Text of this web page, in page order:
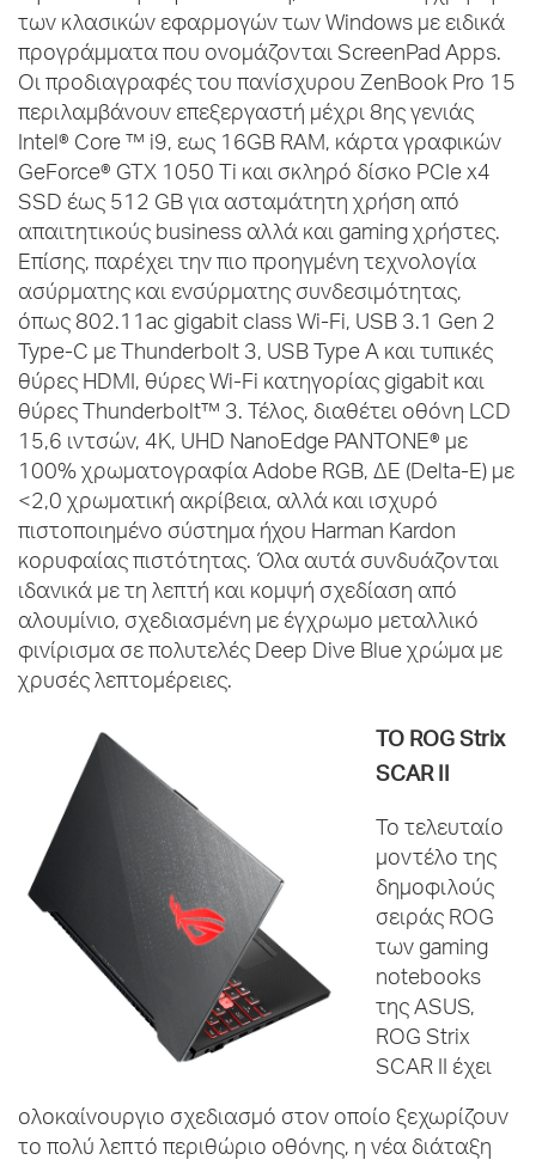
των κλασικών εφαρμογών των Windows με ειδικά
προγράμματα που ονομάζονται ScreenPad Apps.
Οι προδιαγραφές του πανίσχυρου ZenBook Pro 15
περιλαμβάνουν επεξεργαστή μέχρι 8ης γενιάς
Intel® Core ™ i9, εως 16GB RAM, κάρτα γραφικών
GeForce® GTX 1050 Ti και σκληρό δίσκο PCIe x4
SSD έως 512 GB για ασταμάτητη χρήση από
απαιτητικούς business αλλά και gaming χρήστες.
Επίσης, παρέχει την πιο προηγμένη τεχνολογία
ασύρματης και ενσύρματης συνδεσιμότητας,
όπως 802.11ac gigabit class Wi-Fi, USB 3.1 Gen 2
Type-C με Thunderbolt 3, USB Type A και τυπικές
θύρες HDMI, θύρες Wi-Fi κατηγορίας gigabit και
θύρες Thunderbolt™ 3. Τέλος, διαθέτει οθόνη LCD
15,6 ιντσών, 4Κ, UHD NanoEdge PANTONE® με
100% χρωματογραφία Adobe RGB, ΔΕ (Delta-E) με
<2,0 χρωματική ακρίβεια, αλλά και ισχυρό
πιστοποιημένο σύστημα ήχου Harman Kardon
κορυφαίας πιστότητας. Όλα αυτά συνδυάζονται
ιδανικά με τη λεπτή και κομψή σχεδίαση από
αλουμίνιο, σχεδιασμένη με έγχρωμο μεταλλικό
φινίρισμα σε πολυτελές Deep Dive Blue χρώμα με
χρυσές λεπτομέρειες.
TO ROGStrix
SCAR II
Το τελευταίο
μοντέλο της
δημοφιλούς
σειράς ROG
των gaming
notebooks
της ASUS,
ROG Strix
SCAR II έχει
ολοκαίνουργιο σχεδιασμό στον οποίο ξεχωρίζουν
το πολύ λεπτό περιθώριο οθόνης, η νέα διάταξη